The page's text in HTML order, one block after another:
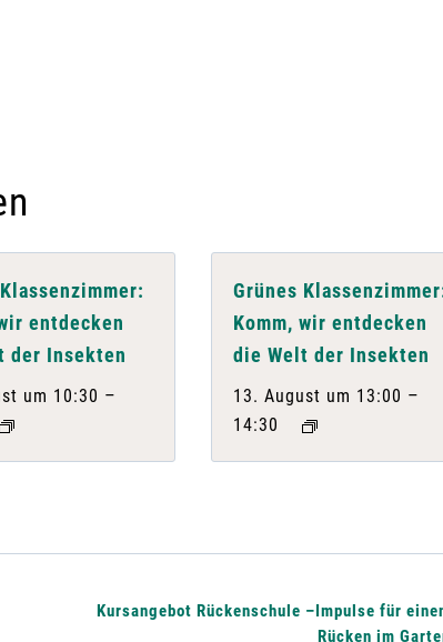
entdecken
der Insekten
um 10:30 –
Grünes
Komm, wir entdecken
die Welt der Insekten
13. August um 13:00 –
14:30
Kursangebot Rückenschule –Impulse für
Rücken im